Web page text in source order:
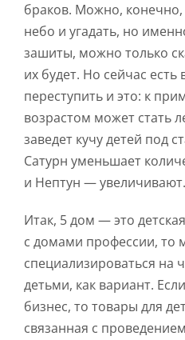
браков. Можно,
небо и угадать, но
зашиты, можно только
их будет. Но сейчас
переступить и это: к
возрастом может стать
заведет кучу детей под
Сатурн уменьшает
и Нептун — увеличивают.
Итак, 5 дом — это
с домами профессии, то
специализироваться на
детьми, как вариант.
бизнес, то товары для
связанная с